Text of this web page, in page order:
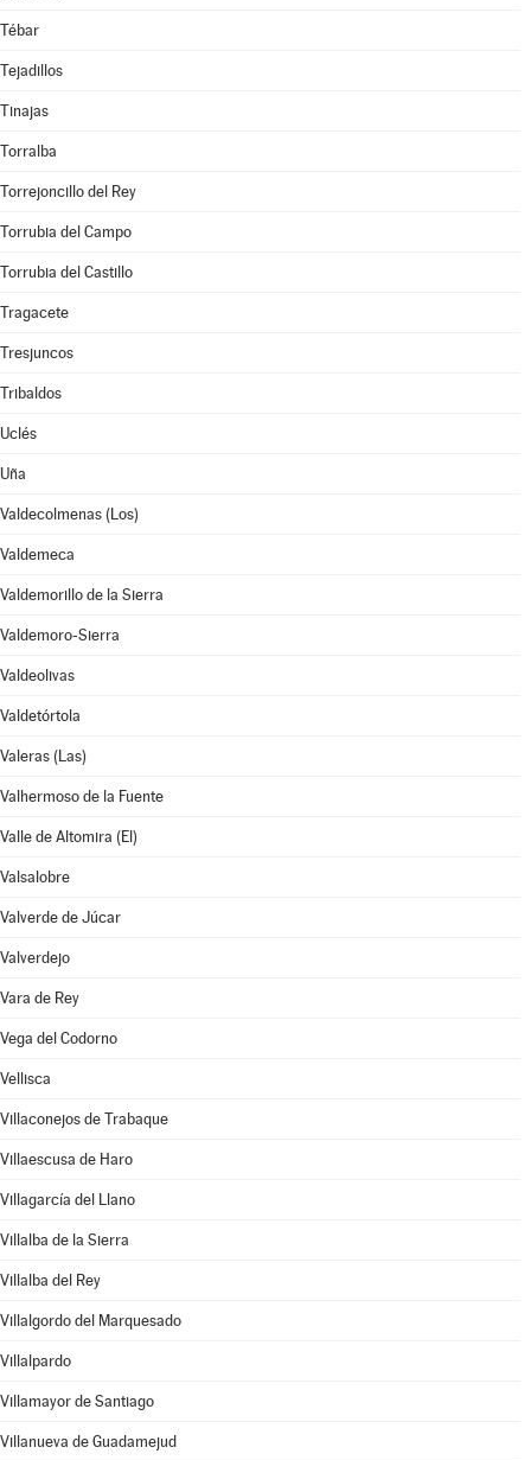
Tébar
Tejadillos
Tinajas
Torralba
Torrejoncillo del Rey
Torrubia del Campo
Torrubia del Castillo
Tragacete
Tresjuncos
Tribaldos
Uclés
Uña
Valdecolmenas (Los)
Valdemeca
Valdemorillo de la Sierra
Valdemoro-Sierra
Valdeolivas
Valdetórtola
Valeras (Las)
Valhermoso de la Fuente
Valle de Altomira (El)
Valsalobre
Valverde de Júcar
Valverdejo
Vara de Rey
Vega del Codorno
Vellisca
Villaconejos de Trabaque
Villaescusa de Haro
Villagarcía del Llano
Villalba de la Sierra
Villalba del Rey
Villalgordo del Marquesado
Villalpardo
Villamayor de Santiago
Villanueva de Guadamejud